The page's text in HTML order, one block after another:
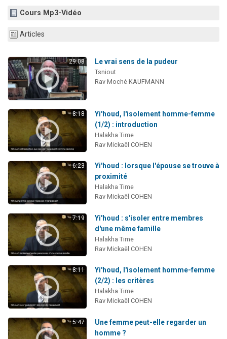
Cours Mp3-Vidéo
Articles
29:08 Le vrai sens de la pudeur
Tsniout
Rav Moché KAUFMANN
8:18
Yi'houd, l'isolement homme-femme
(1/2) : introduction
Halakha Time
Rav Mickaël COHEN
6:23
Yi'houd : lorsque l'épouse se trouve à
proximité
Halakha Time
Rav Mickaël COHEN
7:19
Yi'houd : s'isoler entre membres
d'une même famille
Halakha Time
Rav Mickaël COHEN
8:11
Yi'houd, l'isolement homme-femme
(2/2) : les critères
Halakha Time
Rav Mickaël COHEN
5:47
Une femme peut-elle regarder un
homme ?